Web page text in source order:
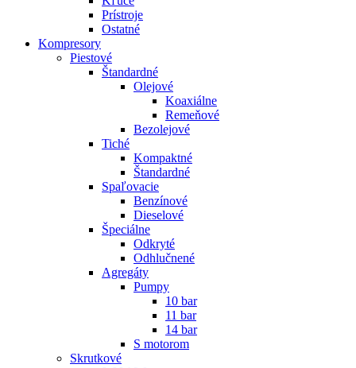
Prístroje
Ostatné
Kompresory
Piestové
Štandardné
Olejové
Koaxiálne
Remeňové
Bezolejové
Tiché
Kompaktné
Štandardné
Spaľovacie
Benzínové
Dieselové
Špeciálne
Odkryté
Odhlučnené
Agregáty
Pumpy
10 bar
11 bar
14 bar
S motorom
Skrutkové